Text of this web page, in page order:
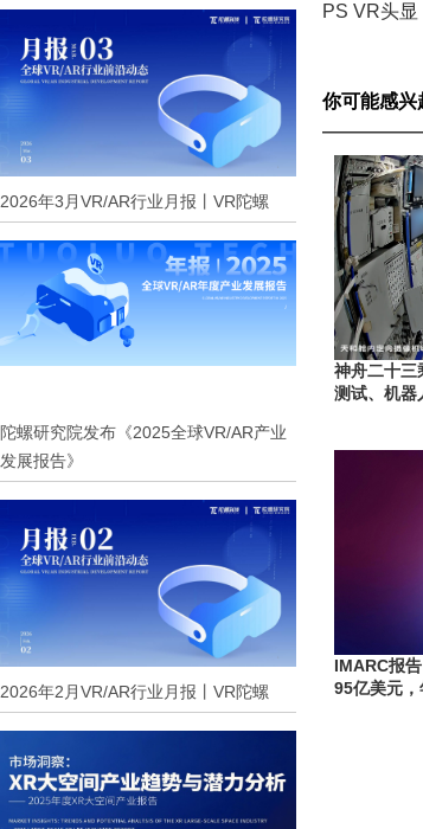
2026年3月VR/AR行业月报丨VR陀螺
陀螺研究院发布《2025全球VR/AR产业
发展报告》
2026年2月VR/AR行业月报丨VR陀螺
PS VR头显
你可能感兴
神舟二十三
测试、机器
IMARC报
95亿美元